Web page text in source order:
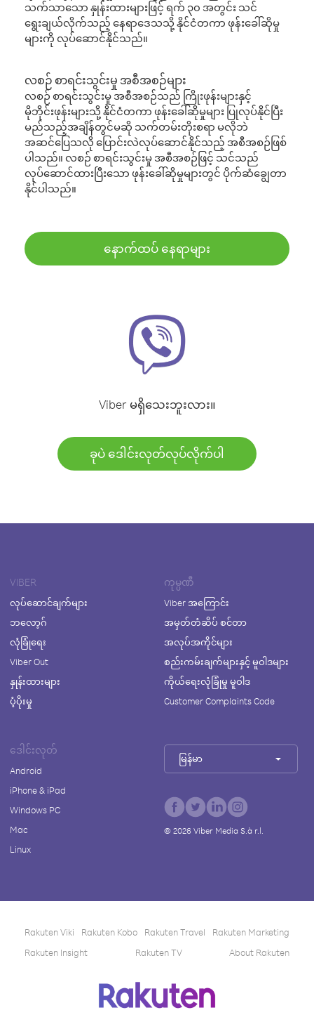
သက်သာသော နှုန်းထားများဖြင့် ရက် ၃၀ အတွင်း သင်
ရွေးချယ်လိုက်သည့် နေရာဒေသသို့ နိုင်ငံတကာ ဖုန်းခေါ်ဆိုမှု
များကို လုပ်ဆောင်နိုင်သည်။
လစဉ် စာရင်းသွင်းမှု အစီအစဉ်များ
လစဉ် စာရင်းသွင်းမှု အစီအစဉ်သည် ကြိုးဖုန်းများနှင့်
မိုဘိုင်းဖုန်းများသို့ နိုင်ငံတကာ ဖုန်းခေါ်ဆိုမှုများ ပြုလုပ်နိုင်ပြီး
မည်သည့်အချိန်တွင်မဆို သက်တမ်းတိုးစရာ မလိုဘဲ
အဆင်ပြေသလို ပြောင်းလဲလုပ်ဆောင်နိုင်သည့် အစီအစဉ်ဖြစ်
ပါသည်။ လစဉ် စာရင်းသွင်းမှု အစီအစဉ်ဖြင့် သင်သည်
လုပ်ဆောင်ထားပြီးသော ဖုန်းခေါ်ဆိုမှုများတွင် ပိုက်ဆံချွေတာ
နိုင်ပါသည်။
နောက်ထပ် နေရာများ
Viber မရှိသေးဘူးလား။
ခုပဲ ဒေါင်းလုတ်လုပ်လိုက်ပါ
VIBER
လုပ်ဆောင်ချက်များ
ဘလော့ဂ်
လုံခြုံရေး
Viber Out
နှုန်းထားများ
ပံ့ပိုးမှု
ကုမ္ပဏီ
Viber အကြောင်း
အမှတ်တံဆိပ် စင်တာ
အလုပ်အကိုင်များ
စည်းကမ်းချက်များနှင့် မူဝါဒများ
ကိုယ်ရေးလုံခြုံမှု မူဝါဒ
Customer Complaints Code
ဒေါင်းလုတ်
Android
iPhone & iPad
Windows PC
Mac
Linux
မြန်မာ
© 2026Viber Media S.à r.l.
Rakuten Viki Rakuten Kobo Rakuten Travel
Rakuten Marketing
Rakuten Insight
Rakuten TV About Rakuten